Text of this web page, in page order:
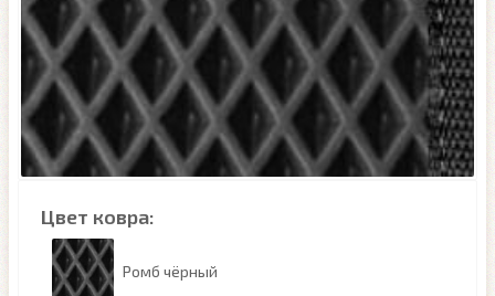
Цвет ковра:
Ромб чёрный